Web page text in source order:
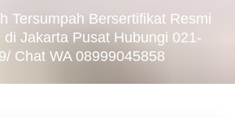
Tersumpah Bersertifikat Resmi
di Jakarta Pusat Hubungi 021-
Chat WA 08999045858